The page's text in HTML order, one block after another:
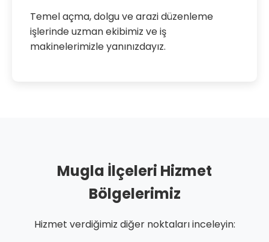
Temel açma, dolgu ve arazi düzenleme
işlerinde uzman ekibimiz ve iş
makinelerimizle yanınızdayız.
Mugla İlçeleri Hizmet
Bölgelerimiz
Hizmet verdiğimiz diğer noktaları inceleyin: